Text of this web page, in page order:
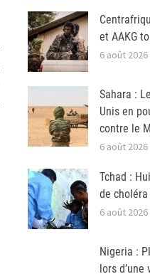
et AAKG
6 août 2026
Sahara :
Unis en
contre le
6 août 2026
Tchad :
de choléra
6 août 2026
Nigeria :
lors